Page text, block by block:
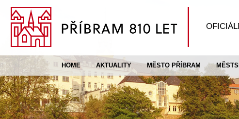
HOME AKTUALITY MĚSTO PŘÍBRAM